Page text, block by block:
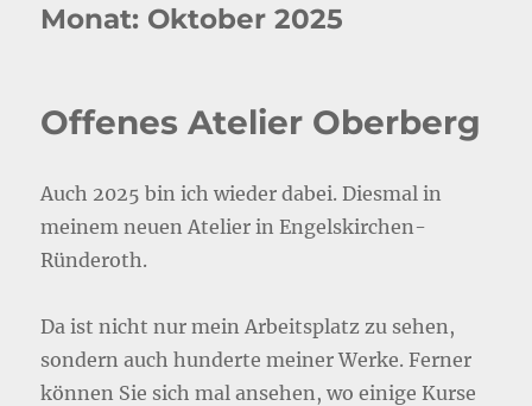
Monat: Oktober 2025
Offenes Atelier Oberberg
Auch 2025 bin ich wieder dabei. Diesmal in
meinem neuen Atelier in Engelskirchen-
Ründeroth.
Da ist nicht nur mein Arbeitsplatz zu sehen,
sondern auch hunderte meiner Werke. Ferner
können Sie sich mal ansehen, wo einige Kurse